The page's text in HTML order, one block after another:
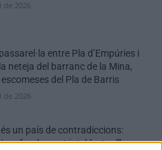
de 2026
entre Pla d’Empúries i
neteja del barranc de la Mina,
del Pla de Barris
de 2026
és un país de contradiccions:
profundament intel·lectual”